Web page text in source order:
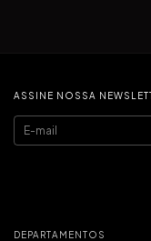
ASSINE NOSSA
DEPARTAMENTOS